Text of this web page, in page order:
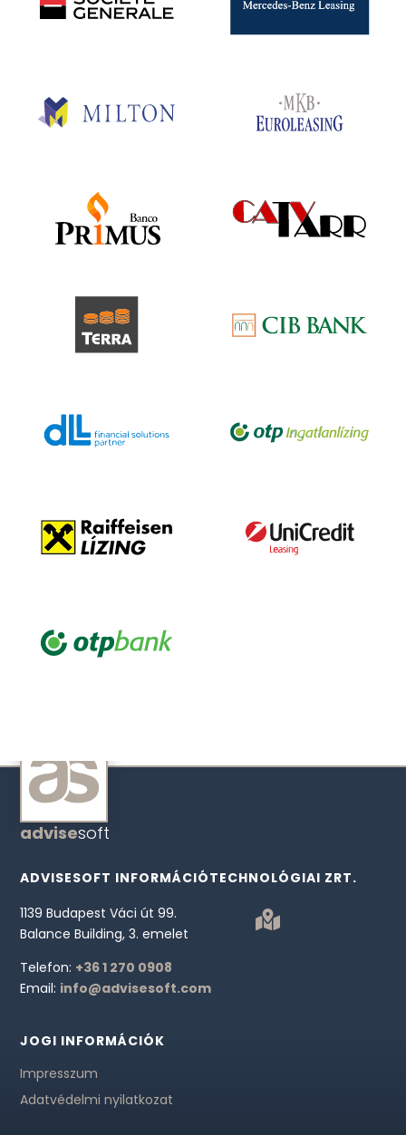
advisesoft
ADVISESOFT INFORMÁCIÓTECHNOLÓGIAI ZRT.
1139 Budapest Váci út 99.
Balance Building, 3. emelet
Telefon: +36 1 270 0908
Email: info@advisesoft.com

JOGI INFORMÁCIÓK
Impresszum
Adatvédelmi nyilatkozat